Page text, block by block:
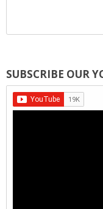
SUBSCRIBE OUR